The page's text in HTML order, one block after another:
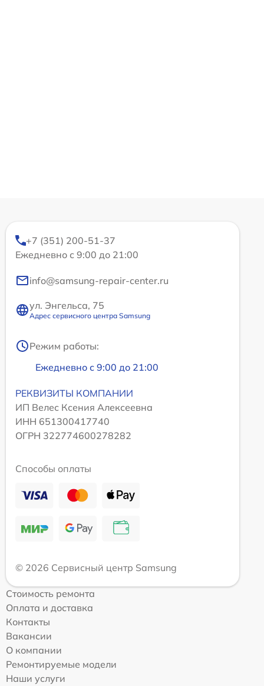
+7 (351) 200-51-37
Ежедневно с 9:00 до 21:00
info@samsung-repair-center.ru
ул. Энгельса, 75
Адрес сервисного центра Samsung
Режим работы:
Ежедневно с 9:00 до 21:00
РЕКВИЗИТЫ КОМПАНИИ
ИП Велес Ксения Алексеевна
ИНН 651300417740
ОГРН 322774600278282
Способы оплаты
© 2026 Сервисный центр Samsung
Стоимость ремонта
Оплата и доставка
Контакты
Вакансии
О компании
Ремонтируемые модели
Наши услуги